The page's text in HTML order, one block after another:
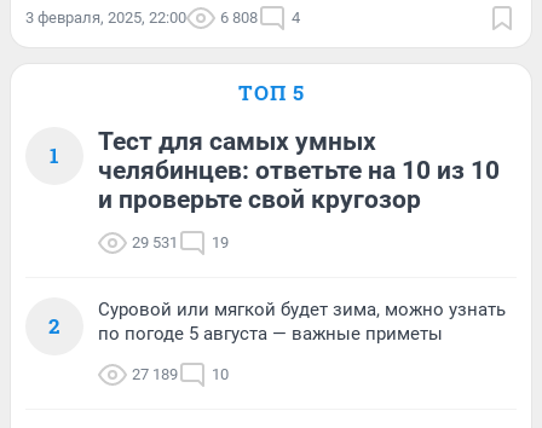
3 февраля, 2025, 22:00 6 808 4
ТОП 5
1
Тест для самых умных
челябинцев: ответьте на 10 из 10
и проверьте свой кругозор
29 531 19
2
Суровой или мягкой будет зима, можно узнать
по погоде 5 августа — важные приметы
27 189 10